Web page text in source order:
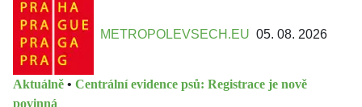
METROPOLEVSECH.EU 05. 08. 2026
Aktuálně • Centrální evidence psů: Registrace je nově
povinná